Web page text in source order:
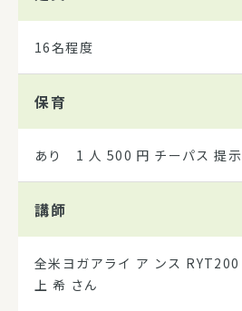
16名程度
保育
あり 1 人 500 円 チーパス 提
講師
全米ヨガアライ ア ンス
上 希 さん